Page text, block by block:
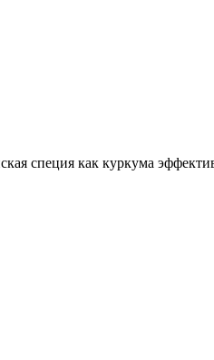
специя как куркума